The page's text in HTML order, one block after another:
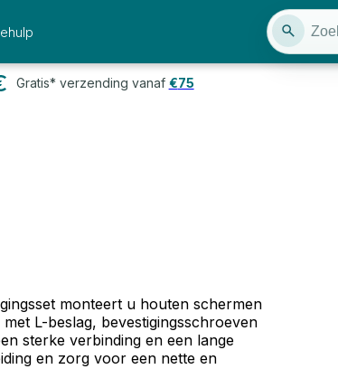
Gratis* verzending vanaf €75
monteert u houten schermen
L-beslag, bevestigingsschroeven
sterke verbinding en een lange
en zorg voor een nette en